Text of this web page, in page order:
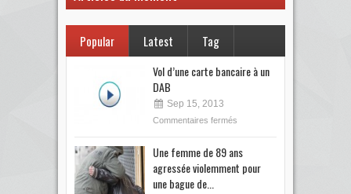
Popular Latest Tag
Vol d’une carte bancaire à un
DAB
Sep 15, 2013
Commentaires fermés
Une femme de 89 ans
agressée violemment pour
une bague de...